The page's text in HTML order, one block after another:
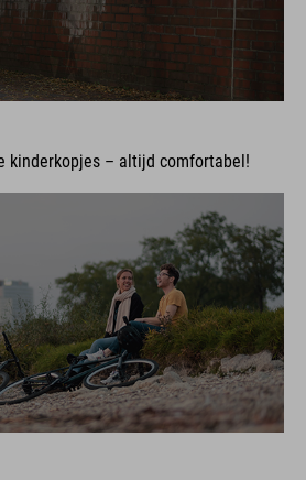
kinderkopjes – altijd comfortabel!